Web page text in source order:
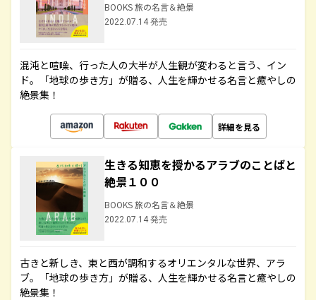
BOOKS 旅の名言＆絶景
2022.07.14 発売
混沌と喧噪、行った人の大半が人生観が変わると言う、イン
ド。「地球の歩き方」が贈る、人生を輝かせる名言と癒やしの
絶景集！
詳細を見る
生きる知恵を授かるアラブのことばと
絶景１００
BOOKS 旅の名言＆絶景
2022.07.14 発売
古きと新しき、東と西が調和するオリエンタルな世界、アラ
ブ。「地球の歩き方」が贈る、人生を輝かせる名言と癒やしの
絶景集！